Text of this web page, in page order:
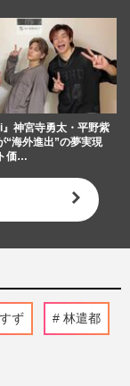
』神宮寺勇太・平野紫
“海外進出”の夢実現
価…
ず 林遣都